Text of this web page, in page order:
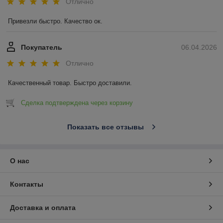
Отлично
Привезли быстро. Качество ок.
06.04.2026
Покупатель
Отлично
Качественный товар. Быстро доставили.
Сделка подтверждена через корзину
Показать все отзывы
О нас
Контакты
Доставка и оплата